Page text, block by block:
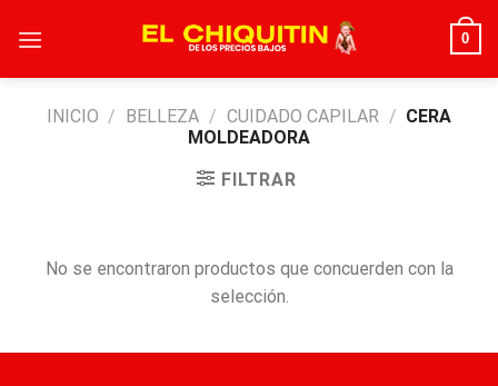
0
INICIO / BELLEZA / CUIDADO CAPILAR / CERA
MOLDEADORA
FILTRAR
No se encontraron productos que concuerden con la
selección.